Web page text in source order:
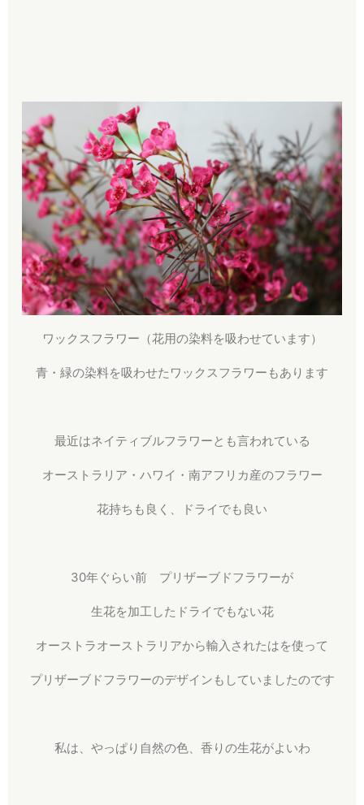
ワックスフラワー（花用の染料を吸わせています）
青・緑の染料を吸わせたワックスフラワーもあります
最近はネイティブルフラワーとも言われている
オーストラリア・ハワイ・南アフリカ産のフラワー
花持ちも良く、ドライでも良い
30年ぐらい前 プリザーブドフラワーが
生花を加工したドライでもない花
オーストラオーストラリアから輸入されたはを使って
プリザーブドフラワーのデザインもしていましたのです
私は、やっぱり自然の色、香りの生花がよいわ